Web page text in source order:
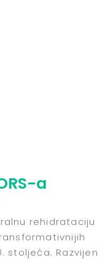
a
rehidrataciju
stoljeća. Razvijen